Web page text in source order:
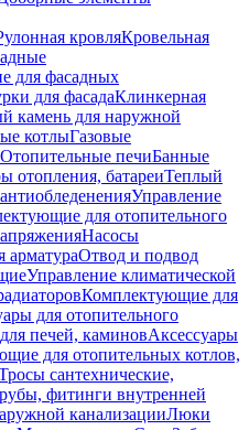
кровляКровельная
для фасадных
для фасадаКлинкерная
камень для наружной
котлыГазовые
Отопительные печиБанные
отопления, батареиТеплый
Управление
для отопительного
Насосы
арматураОтвод и подвод
Управление климатической
Комплектующие для
для отопительного
печей, каминовАксессуары
для отопительных котлов,
сантехнические,
фитинги внутренней
канализацииЛюки